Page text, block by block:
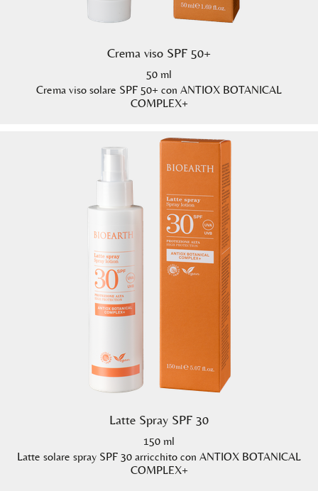
Crema viso SPF 50+
50 ml
Crema viso solare SPF 50+ con ANTIOX BOTANICAL
COMPLEX+
Latte Spray SPF 30
150 ml
Latte solare spray SPF 30 arricchito con ANTIOX BOTANICAL
COMPLEX+